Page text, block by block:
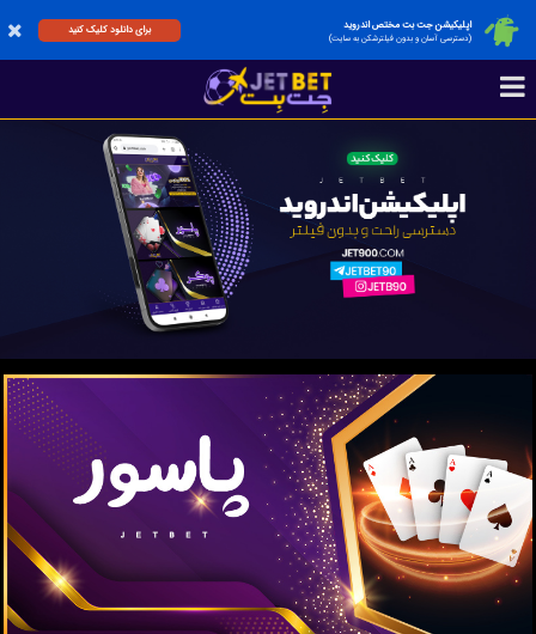
اپلیکیشن جت بت مختص اندروید
(دسترسی آسان و بدون فیلترشکن به سایت)
برای دانلود کلیک کنید